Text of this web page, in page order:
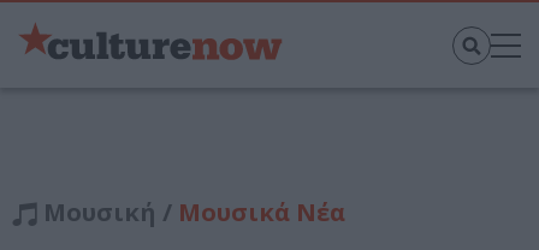
Μουσική / Μουσικά Νέα